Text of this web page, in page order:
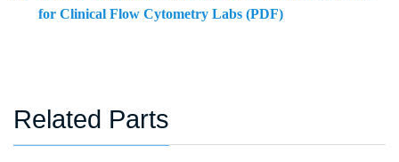
for Clinical Flow Cytometry Labs (PDF)
Related Parts